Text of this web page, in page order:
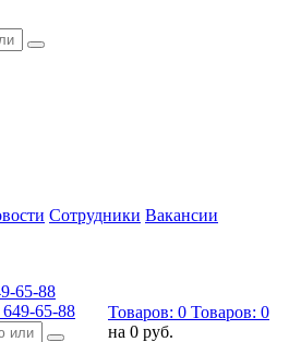
Сотрудники Вакансии
65-88
65-88 Товаров: 0 Товаров: 0
на 0 руб.